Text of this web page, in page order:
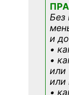
Без
и
•
•
или
или
•